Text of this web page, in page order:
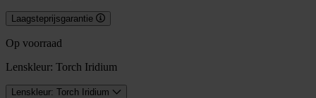
Laagsteprijsgarantie
Op voorraad
Lenskleur: Torch Iridium
Lenskleur: Torch Iridium